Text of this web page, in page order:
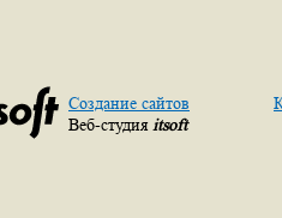
Создание сайтов
Веб-студия itsoft